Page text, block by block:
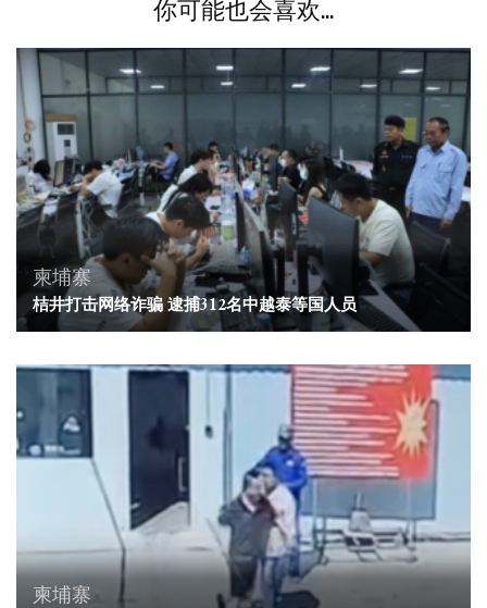
你可能也会喜欢...
柬埔寨
桔井打击网络诈骗 逮捕312名中越泰等国人员
柬埔寨